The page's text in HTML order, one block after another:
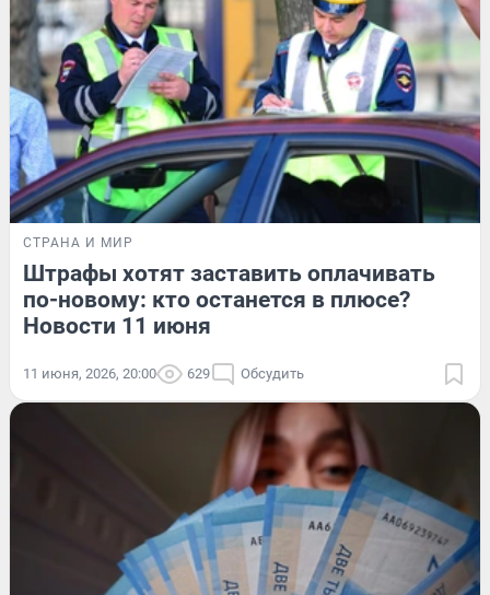
СТРАНА И МИР
Штрафы хотят заставить оплачивать
по-новому: кто останется в плюсе?
Новости 11 июня
11 июня, 2026, 20:00 629 Обсудить